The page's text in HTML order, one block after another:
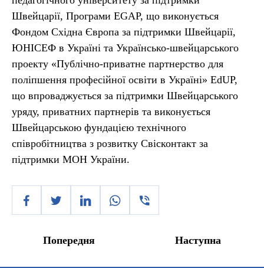
Швейцарії, Програми EGAP, що виконується
Фондом Східна Європа за підтримки Швейцарії,
ЮНІСЕФ в Україні та Українсько-швейцарського
проекту «Публічно-приватне партнерство для
поліпшення професійної освіти в Україні» EdUP,
що впроваджується за підтримки Швейцарського
уряду, приватних партнерів та виконується
Швейцарською фундацією технічного
співробітництва з розвитку Свісконтакт за
підтримки МОН України.
Попередня Наступна